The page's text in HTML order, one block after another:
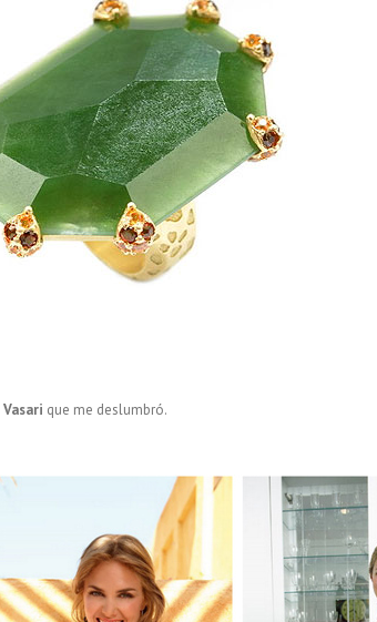
Vasari que me deslumbró.